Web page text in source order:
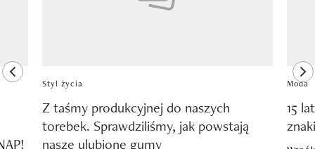
previous element
Styl życia
Z taśmy produkcyjnej do naszych
torebek. Sprawdziliśmy, jak powstają
nasze ulubione gumy
Moda
15